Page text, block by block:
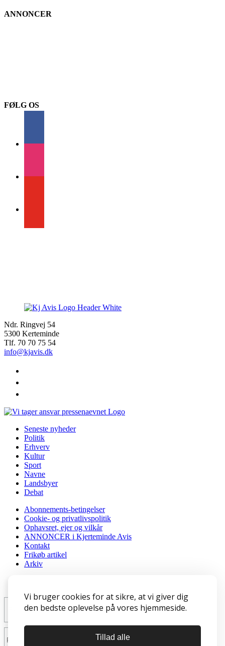
Vi bruger cookies for at sikre, at vi giver dig
den bedste oplevelse på vores hjemmeside.
Tillad alle
ANNONCER
FØLG OS
Ndr. Ringvej 54
5300 Kerteminde
Tlf. 70 70 75 54
info@kjavis.dk
Seneste nyheder
Politik
Erhverv
Kultur
Sport
Navne
Landsbyer
Debat
Abonnements-betingelser
Cookie- og privatlivspolitik
Ophavsret, ejer og vilkår
ANNONCER i Kjerteminde Avis
Kontakt
Frikøb artikel
Arkiv